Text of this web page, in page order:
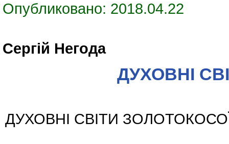
Опубликовано: 2018.04.22
Сергій Негода
ДУХОВНІ
ДУХОВНІ СВІТИ